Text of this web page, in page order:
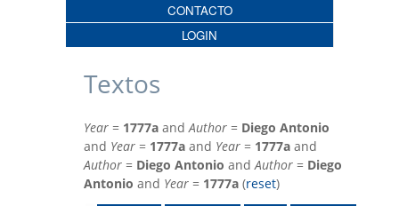
CONTACTO
LOGIN
Textos
Year = 1777a andAuthor = Diego Antonio
and Year = 1777a and Year = 1777a and
Author = Diego Antonio andAuthor = Diego
Antonio and Year = 1777a (reset)